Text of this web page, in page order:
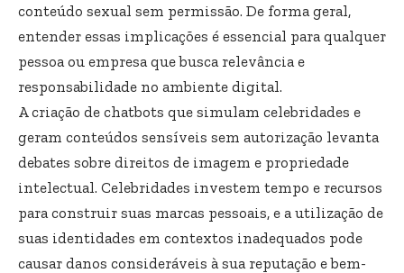
conteúdo sexual sem permissão. De forma geral,
entender essas implicações é essencial para qualquer
pessoa ou empresa que busca relevância e
responsabilidade no ambiente digital.
A criação de chatbots que simulam celebridades e
geram conteúdos sensíveis sem autorização levanta
debates sobre direitos de imagem e propriedade
intelectual. Celebridades investem tempo e recursos
para construir suas marcas pessoais, e a utilização de
suas identidades em contextos inadequados pode
causar danos consideráveis à sua reputação e bem-